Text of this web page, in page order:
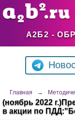
А2Б2 -
Главная →
(ноябрь 2022
в акции по